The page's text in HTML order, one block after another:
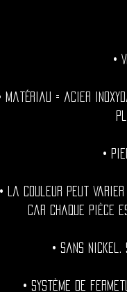
•
Matériau = acier
•
• La couleur peut
car chaque pièce
• Sans nickel.
• Système de